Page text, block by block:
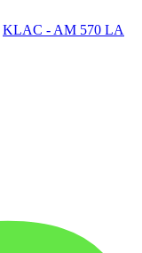
KLAC - AM 570 LA